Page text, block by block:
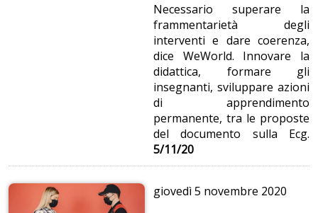
Necessario superare la
frammentarietà degli
interventi e dare coerenza,
dice WeWorld. Innovare la
didattica, formare gli
insegnanti, sviluppare azioni
di apprendimento
permanente, tra le proposte
del documento sulla Ecg.
5/11/20
giovedì5 novembre 2020